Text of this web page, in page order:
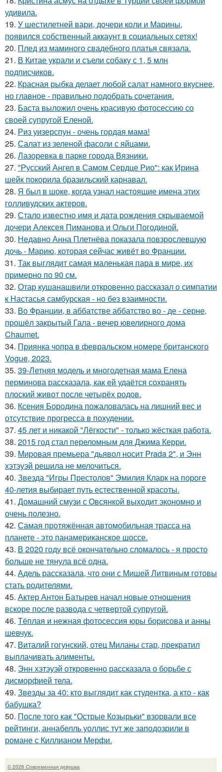
удивила.
19. У шестилетней вари, дочери коли и Марины,
появился собственный аккаунт в социальных сетях!
20. Плед из маминого свадебного платья связала.
21. В Китае украли и съели собаку с 1, 5 млн
подписчиков.
22. Красная рыбка делает любой салат намного вкуснее,
но главное - правильно подобрать сочетания.
23. Баста выложил очень красивую фотосессию со
своей супругой Еленой.
24. Риз уизерспун - очень гордая мама!
25. Салат из зеленой фасоли с яйцами.
26. Лазоревка в парке города Вязники.
27. "Русский Ангел в Самом Сердце Рио": как Ирина
шейк покорила бразильский карнавал.
28. Я был в шоке, когда узнал настоящие имена этих
голливудских актеров.
29. Стало известно имя и дата рождения скрываемой
дочери Алексея Пиманова и Ольги Погодиной.
30. Недавно Анна Плетнёва показала повзрослевшую
дочь - Марию, которая сейчас живёт во Франции.
31. Так выглядит самая маленькая пара в мире, их
примерно по 90 см.
32. Отар кушанашвили откровенно рассказал о симпатии
к Настасья самбурская - но без взаимности.
33. Во Франции, в аббатстве аббатство во - де - серне,
прошёл закрытый Гала - вечер ювелирного дома
Chaumet.
34. Приянка чопра в февральском номере британского
Vogue, 2023.
35. 39-Летняя модель и многодетная мама Елена
перминова рассказала, как ей удаётся сохранять
плоский живот после четырёх родов.
36. Ксения Бородина пожаловалась на лишний вес и
отсутствие прогресса в похудении.
37. 45 лет и никакой "Лёгкости" - только жёсткая работа.
38. 2015 год стал переломным для Джима Керри.
39. Мировая премьера "дьявол носит Prada 2", и Энн
хэтэуэй решила не мелочиться.
40. Звезда "Игры Престолов" Эмилия Кларк на пороге
40-летия выбирает путь естественной красоты.
41. Домашний смузи с Овсянкой выходит экономно и
очень полезно.
42. Самая протяжённая автомобильная трасса на
планете - это панамериканское шоссе.
43. В 2020 году всё окончательно сломалось - я просто
больше не тянула всё одна.
44. Адель рассказала, что они с Мишей Литвиным готовы
стать родителями.
45. Актер Антон Батырев начал новые отношения
вскоре после развода с четвертой супругой.
46. Тёплая и нежная фотосессия юры борисова и анны
шевчук.
47. Виталий гогунский, отец Миланы стар, прекратил
выплачивать алименты.
48. Энн хэтэуэй откровенно рассказала о борьбе с
дисморфией тела.
49. Звезды за 40: кто выглядит как студентка, а кто - как
бабушка?
50. После того как "Острые Козырьки" взорвали все
рейтинги, аннабелль уоллис тут же заподозрили в
романе с Киллианом Мерфи.
© 2026 Современная девушка